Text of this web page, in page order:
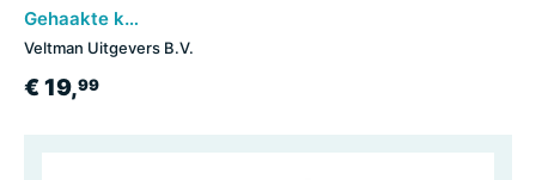
Gehaakte knuffeldieren
Veltman Uitgevers B.V.
€ 19,99